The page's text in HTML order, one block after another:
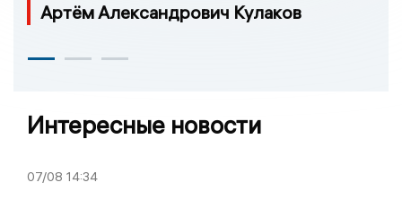
Артём Александрович Кулаков
Интересные новости
07/08 14:34